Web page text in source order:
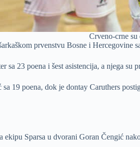
Crveno-crne
prvenstvu Bosne i Hercegovine
sa 23 poena i šest asistencija, a njega
19 poena, dok je dontay Caruthers
Sparsa u dvorani Goran Čengić